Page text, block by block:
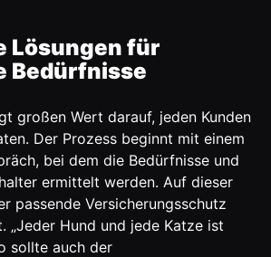
Lösungen für
Bedürfnisse
großen Wert darauf, jeden Kunden
Der Prozess beginnt mit einem
bei dem die Bedürfnisse und
ermittelt werden. Auf dieser
passende Versicherungsschutz
„Jeder Hund und jede Katze ist
sollte auch der